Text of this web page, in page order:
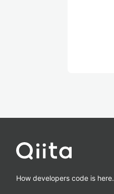
How developers code is here.